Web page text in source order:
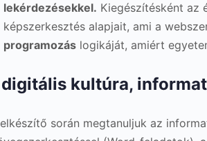
lekérdezésekkel. Kiegészítésként az
képszerkesztés alapjait, ami a
programozás logikáját, amiért
kultúra,
során megtanuljuk az